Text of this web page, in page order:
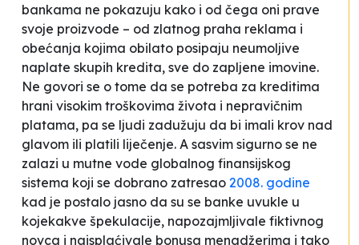
bankama ne pokazuju kako i od čega oni prave
svoje proizvode – od zlatnog praha reklama i
obećanja kojima obilato posipaju neumoljive
naplate skupih kredita, sve do zapljene imovine.
Ne govori se o tome da se potreba za kreditima
hrani visokim troškovima života i nepravičnim
platama, pa se ljudi zadužuju da bi imali krov nad
glavom ili platili liječenje. A sasvim sigurno se ne
zalazi u mutne vode globalnog finansijskog
sistema koji se dobrano zatresao 2008. godine
kad je postalo jasno da su se banke uvukle u
kojekakve špekulacije, napozajmljivale fiktivnog
novca i naisplaćivale bonusa menadžerima i tako